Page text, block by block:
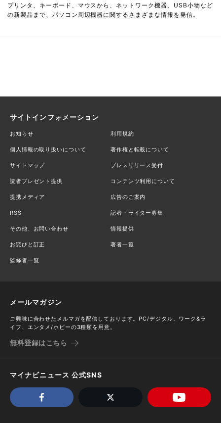
プリンタ、キーボード、マウスから、ネットワーク機器、USB小物など
の新製品まで、パソコン周辺機器に関するさまざまな情報を発信。
サイトインフォメーション
お知らせ 利用規約
個人情報の取り扱いについて 著作権と転載について
サイトマップ プレスリリース受付
読者プレゼント提供 コンテンツ利用について
提携メディア 広告のご案内
RSS 記者・ライター募集
その他、お問い合わせ 情報提供
お詫びと訂正 著者一覧
監修者一覧
メールマガジン
ご興味に合わせたメルマガを配信しております。PC/デジタル、ワーク&ラ
イフ、エンタメ/ホビーの3種類を用意。
無料登録はこちら
マイナビニュース 公式SNS